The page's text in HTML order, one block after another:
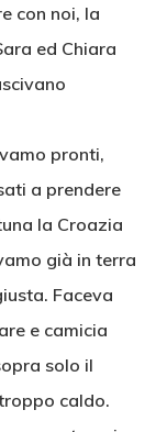
con noi, la
ed Chiara
pronti,
a prendere
la Croazia
già in terra
Faceva
e camicia
solo il
caldo.